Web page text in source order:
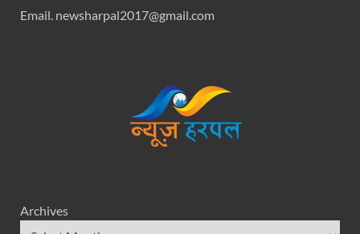
Email. newsharpal2017@gmail.com
Archives